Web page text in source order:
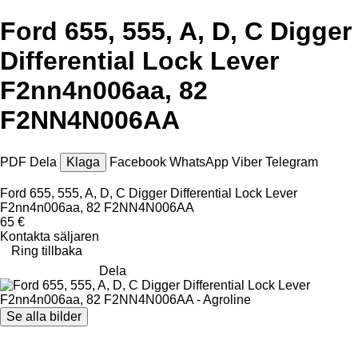
Ford 655, 555, A, D, C Digger
Differential Lock Lever
F2nn4n006aa, 82
F2NN4N006AA
PDF Dela Klaga Facebook WhatsApp Viber Telegram
Ford 655, 555, A, D, C Digger Differential Lock Lever
F2nn4n006aa, 82 F2NN4N006AA
65 €
Kontakta säljaren
Ring tillbaka
Dela
Se alla bilder